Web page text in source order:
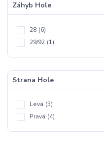
Záhyb Hole
28 (6)
29/92 (1)
Strana Hole
Levá (3)
Pravá (4)